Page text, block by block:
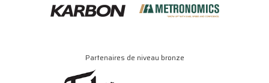
Partenaires de niveau bronze